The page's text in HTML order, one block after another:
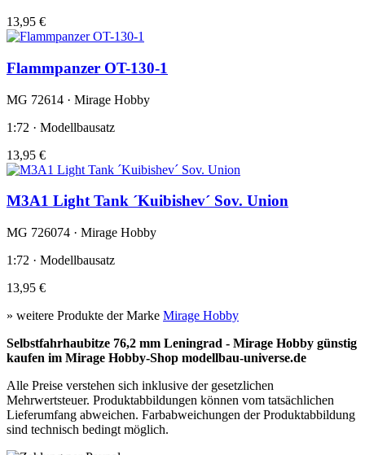
13,95 €
Flammpanzer OT-130-1
MG 72614 · Mirage Hobby
1:72 · Modellbausatz
13,95 €
M3A1 Light Tank ´Kuibishev´ Sov. Union
MG 726074 · Mirage Hobby
1:72 · Modellbausatz
13,95 €
» weitere Produkte der Marke Mirage Hobby
Selbstfahrhaubitze 76,2 mm Leningrad - Mirage Hobby günstig
kaufen im Mirage Hobby-Shop modellbau-universe.de
Alle Preise verstehen sich inklusive der gesetzlichen
Mehrwertsteuer. Produktabbildungen können vom tatsächlichen
Lieferumfang abweichen. Farbabweichungen der Produktabbildung
sind technisch bedingt möglich.